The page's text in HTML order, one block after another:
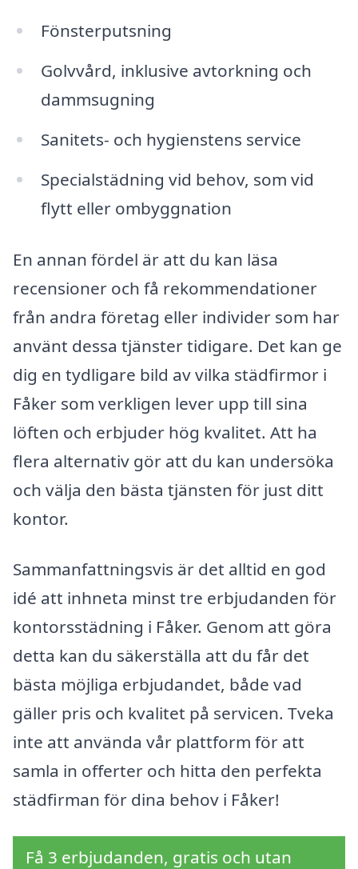
Fönsterputsning
Golvvård, inklusive avtorkning och
dammsugning
Sanitets- och hygienstens service
Specialstädning vid behov, som vid
flytt eller ombyggnation
En annan fördel är att du kan läsa
recensioner och få rekommendationer
från andra företag eller individer som har
använt dessa tjänster tidigare. Det kan ge
dig en tydligare bild av vilka städfirmor i
Fåker som verkligen lever upp till sina
löften och erbjuder hög kvalitet. Att ha
flera alternativ gör att du kan undersöka
och välja den bästa tjänsten för just ditt
kontor.
Sammanfattningsvis är det alltid en god
idé att inhneta minst tre erbjudanden för
kontorsstädning i Fåker. Genom att göra
detta kan du säkerställa att du får det
bästa möjliga erbjudandet, både vad
gäller pris och kvalitet på servicen. Tveka
inte att använda vår plattform för att
samla in offerter och hitta den perfekta
städfirman för dina behov i Fåker!
Få 3 erbjudanden, gratis och utan